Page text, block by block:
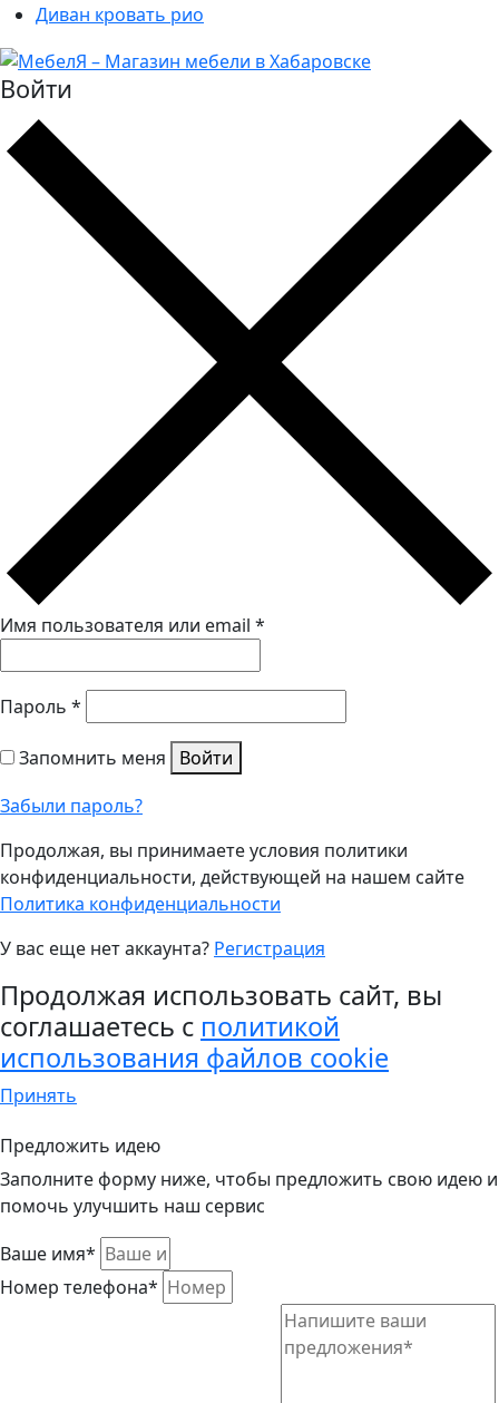
Диван кровать рио
Войти
Имя пользователя или email *
Пароль *
Запомнить меня
Войти
Забыли пароль?
Продолжая, вы принимаете условия политики
конфиденциальности, действующей на нашем сайте
Политика конфиденциальности
У вас еще нет аккаунта? Регистрация
Продолжая использовать сайт, вы
соглашаетесь с политикой
использования файлов cookie
Принять
Предложить идею
Заполните форму ниже, чтобы предложить свою идею и
помочь улучшить наш сервис
Ваше имя*
Номер телефона*